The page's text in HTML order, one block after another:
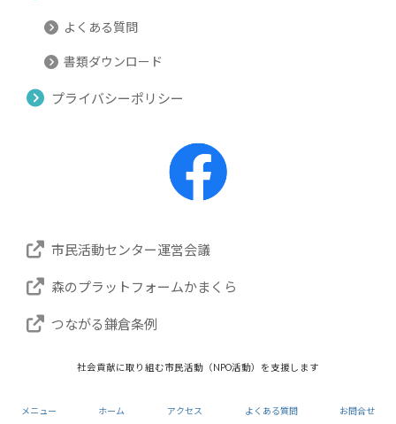
よくある質問
書類ダウンロード
プライバシーポリシー
市民活動センター運営会議
森のプラットフォームかまくら
つながる鎌倉条例
社会貢献に取り組む市民活動（NPO活動）を支援します
メニュー ホーム アクセス よくある質問 お問合せ